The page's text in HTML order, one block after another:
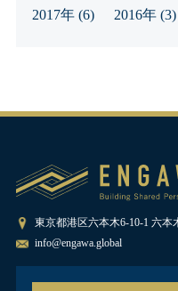
2017年 (6) 2016年 (3)
東京都港区六本木6-10-1 六本
info@engawa.global